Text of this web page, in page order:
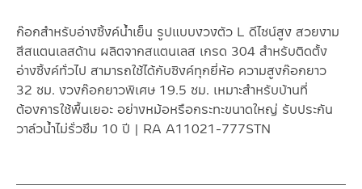
ก๊อกสำหรับอ่างซิ้งค์น้ำเย็น รูปแบบงวงตัว L ดีไซน์สูง สวยงาม
สีสแตนเลสด้าน ผลิตจากสแตนเลส เกรด 304 สำหรับติดตั้ง
อ่างซิ้งค์ทั่วไป สามารถใช้ได้กับซิงค์ทุกยี่ห้อ ความสูงก๊อกยาว
32 ซม. งวงก๊อกยาวพิเศษ 19.5 ซม. เหมาะสำหรับบ้านที่
ต้องการใช้พื้นเยอะ อย่างหม้อหรือกระทะขนาดใหญ่ รับประกัน
วาล์วน้ำไม่รั่วซึม 10 ปี | RA A11021-777STN